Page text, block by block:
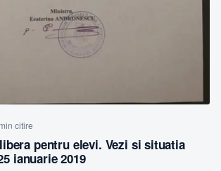
citire
pentru elevi. Vezi si situatia
ianuarie 2019